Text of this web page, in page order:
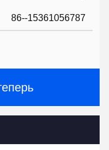
86--15361056787